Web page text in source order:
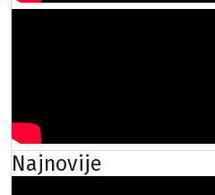
Najnovije